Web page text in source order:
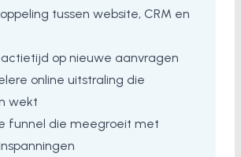
tussen website, CRM en
op nieuwe aanvragen
online uitstraling die
wekt
funnel die meegroeit met